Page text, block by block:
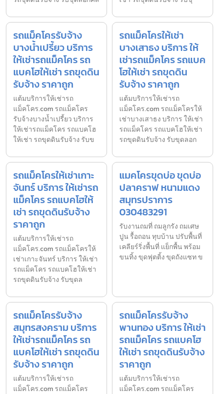
รถแม็คโครรับจ้าง
บางน้ำเปรี้ยว บริการ
ให้เช่ารถแม็คโคร รถ
แบคโฮให้เช่า รถขุดดิน
รับจ้าง ราคาถูก
แต้มบริการให้เช่ารถ
แม็คโคร.com รถแม็คโคร
รับจ้างบางน้ำเปรี้ยว บริการ
ให้เช่ารถแม็คโคร รถแบคโฮ
ให้เช่า รถขุดดินรับจ้าง รับข
รถแม็คโครให้เช่า
บางเสาธง บริการ ให้
เช่ารถแม็คโคร รถแบค
โฮให้เช่า รถขุดดิน
รับจ้าง ราคาถูก
แต้มบริการให้เช่ารถ
แม็คโคร.com รถแม็คโครให้
เช่าบางเสาธง บริการ ให้เช่า
รถแม็คโคร รถแบคโฮให้เช่า
รถขุดดินรับจ้าง รับขุดลอก
รถแม็คโครให้เช่าเกาะ
จันทร์ บริการ ให้เช่ารถ
แม็คโคร รถแบคโฮให้
เช่า รถขุดดินรับจ้าง
ราคาถูก
แต้มบริการให้เช่ารถ
แม็คโคร.com รถแม็คโครให้
เช่าเกาะจันทร์ บริการ ให้เช่า
รถแม็คโคร รถแบคโฮให้เช่า
รถขุดดินรับจ้าง รับขุดล
แมคโครขุดบ่อ ขุดบ่อ
ปลาคราฟ หนามแดง
สมุทรปราการ
030483291
รับงานถมที่ ถมลูกรัง ถมเศษ
ปูน รื้อถอน ทุบบ้าน ปรับพื้นที่
เคลียร์ริ่งพื้นที่ แย็กพื้น พร้อม
ขนทิ้ง ขุดฟุตติ้ง ขุดถังแซท ข
รถแม็คโครรับจ้าง
สมุทรสงคราม บริการ
ให้เช่ารถแม็คโคร รถ
แบคโฮให้เช่า รถขุดดิน
รับจ้าง ราคาถูก
แต้มบริการให้เช่ารถ
แม็คโคร.com รถแม็คโคร
รถแม็คโครรับจ้าง
พานทอง บริการ ให้เช่า
รถแม็คโคร รถแบคโฮ
ให้เช่า รถขุดดินรับจ้าง
ราคาถูก
แต้มบริการให้เช่ารถ
แม็คโคร.com รถแม็คโคร